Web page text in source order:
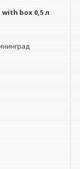
with box0,5 л